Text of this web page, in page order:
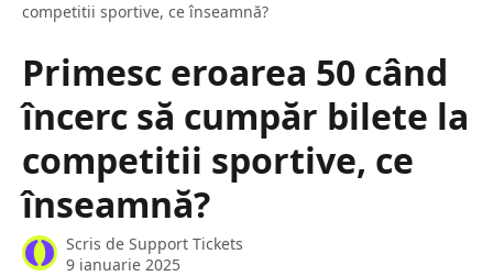
competitii sportive, ce înseamnă?
Primesc eroarea 50 când
încerc să cumpăr bilete la
competitii sportive, ce
înseamnă?
Scris de Support Tickets
9 ianuarie 2025